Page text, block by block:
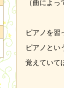
（曲によ
ピアノを習
ピアノとい
覚えていて